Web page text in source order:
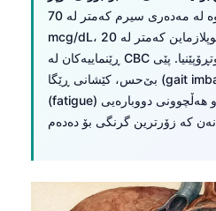
شێوەکان زۆرجار دەکەونەوە لە مەدەری سیرم کەمتر لە 70
mcg/dL، کەرولوپلازماین کەمتر لە 20 mg/dL، و
ڕێنماییەکان لە CBC ـدا وەک ئەنیمیا یان نێوتڕۆپێنیا. پێی
بێ‌حس، کێشانی ڕێگا (gait imbalance)، خەستەیی
(fatigue) و هەڵچوونی دووبارەیی (recurrent infections)